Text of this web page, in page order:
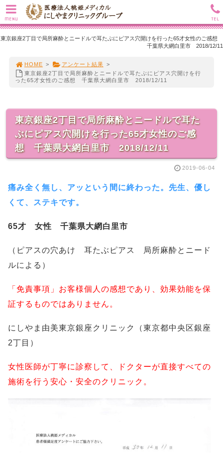
東京銀座2丁目で局所麻酔とニードルで耳たぶにピアス穴開けを行った65才女性のご感想
千葉県大網白里市 2018/12/11
HOME > アンケート結果 >
東京銀座2丁目で局所麻酔とニードルで耳たぶにピアス穴開けを行
った65才女性のご感想 千葉県大網白里市 2018/12/11
東京銀座2丁目で局所麻酔とニードルで耳た
ぶにピアス穴開けを行った65才女性のご感
想 千葉県大網白里市 2018/12/11
2019-06-04
痛み全く無し、アッという間に終わった。先生、優し
くて、ステキです。
65才 女性 千葉県大網白里市
（ピアスの穴あけ 耳たぶピアス 局所麻酔とニード
ルによる）
「免責事項」お客様個人の感想であり、効果効能を保
証するものではありません。
にしやま由美東京銀座クリニック（東京都中央区銀座
2丁目）
女性医師が丁寧に診察して、ドクターが直接すべての
施術を行う安心・安全のクリニック。
MENU TEL